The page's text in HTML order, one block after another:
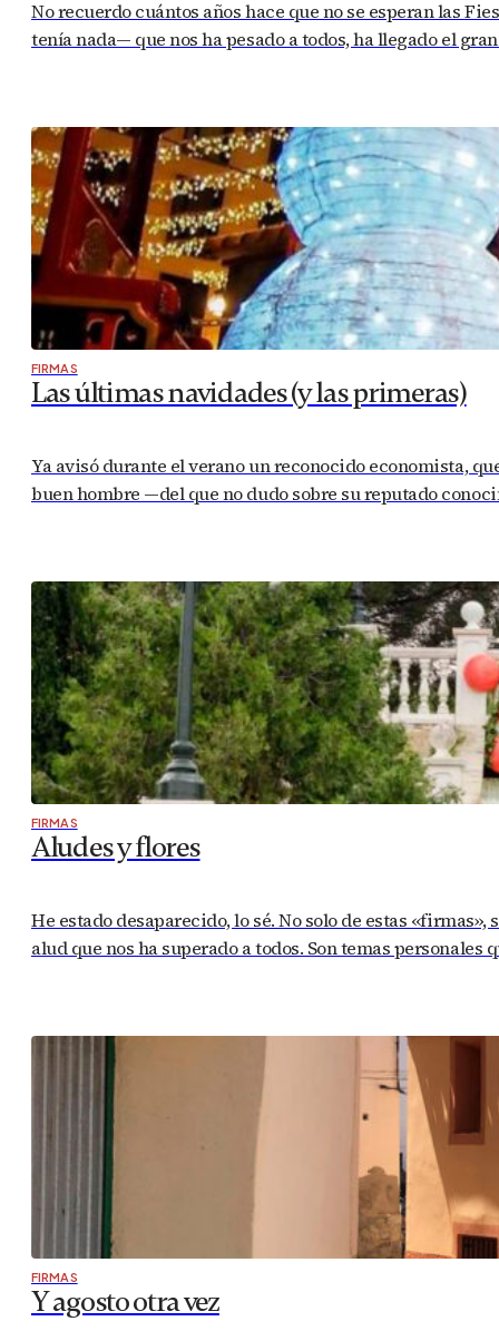
No recuerdo cuántos años hace que no se esperan las
tenía nada— que nos ha pesado a todos, ha llegado el
FIRMAS
Las últimas navidades (y las primeras)
Ya avisó durante el verano un reconocido economista,
buen hombre —del que no dudo sobre su reputado
FIRMAS
Aludes y flores
He estado desaparecido, lo sé. No solo de estas
alud que nos ha superado a todos. Son temas
FIRMAS
Y agosto otra vez